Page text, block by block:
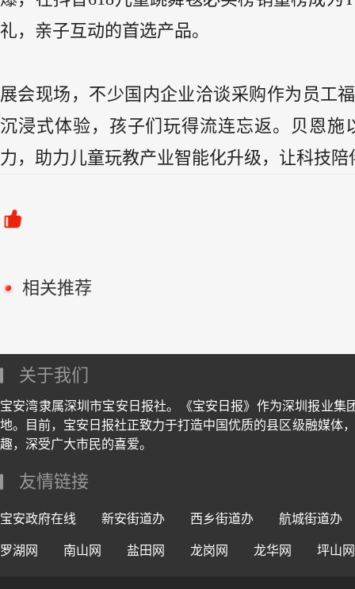
礼，亲子互动的首选产品。
展会现场，不少国内企业洽谈采购作为员工
沉浸式体验，孩子们玩得流连忘返。贝恩
力，助力儿童玩教产业智能化升级，让科技
相关推荐
关于我们
宝安湾隶属深圳市宝安日报社。《宝安日报》作为深圳报业
地。目前，宝安日报社正致力于打造中国优质的县区级融媒体
趣，深受广大市民的喜爱。
友情链接
宝安政府在线 新安街道办 西乡街道办 航城街道办
罗湖网 南山网 盐田网 龙岗网 龙华网 坪山网